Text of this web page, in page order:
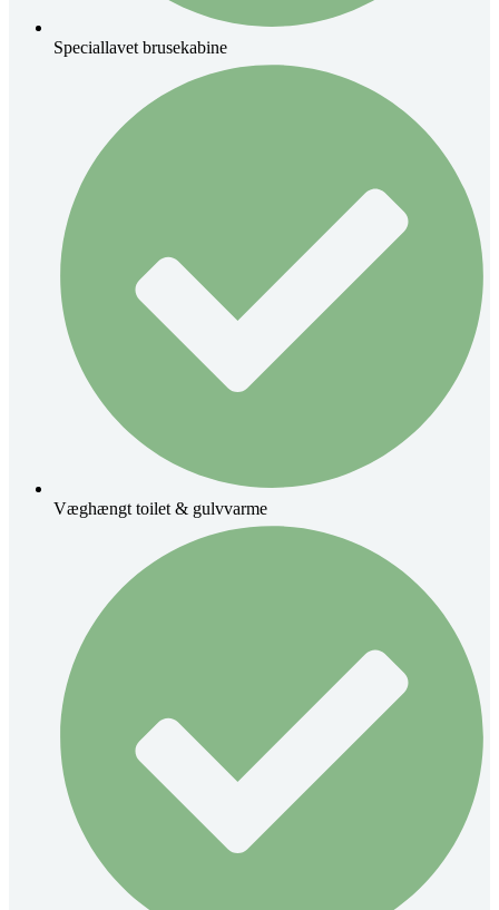
Speciallavet brusekabine
Væghængt toilet & gulvvarme